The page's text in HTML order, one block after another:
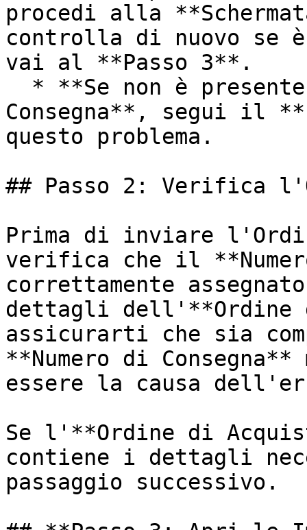
procedi alla
controlla di nuovo se è
vai al **Passo 3**.
Consegna**, segui il
questo problema.
## Passo 2: Verifica
Prima di inviare
verifica che il
correttamente
dettagli dell'**Ordine
assicurarti che sia
**Numero di
essere la causa
Se l'**Ordine di
contiene i dettagli
passaggio successivo.